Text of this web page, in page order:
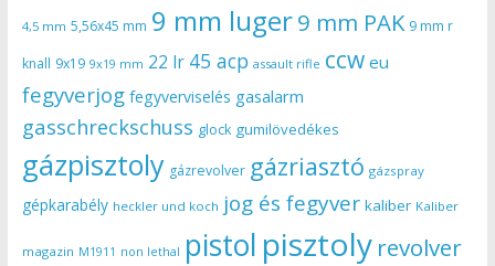
4,5 mm 5,56x45 mm 9 mm luger9 mm PAK 9 mm r
knall 9x19 9x19 mm 22 lr 45 acp assault rifle ccw eu
fegyverjog fegyverviselés gasalarm
gasschreckschuss glock gumilövedékes
gázpisztoly gázrevolver gázriasztó gázspray
gépkarabély heckler und koch jog és fegyver kaliber Kaliber
magazin M1911 non lethal pistol pisztoly revolver